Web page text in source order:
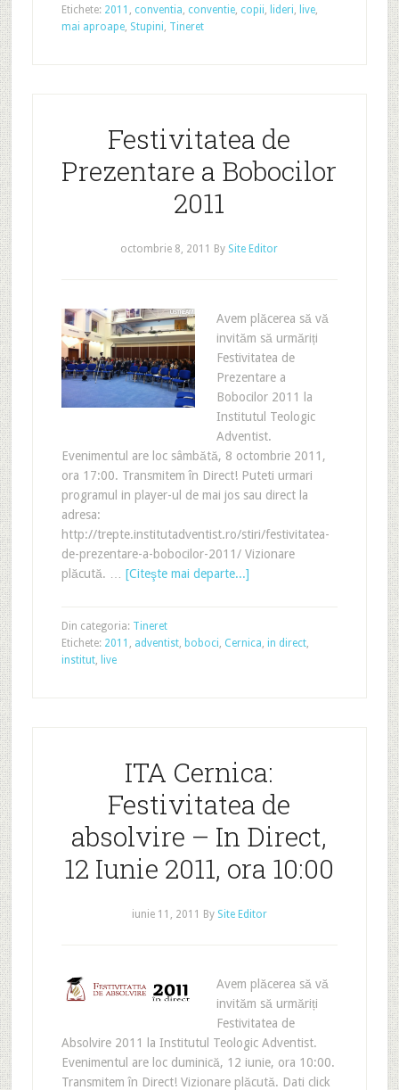
Etichete: 2011 , conventia, conventie, copii, lideri, live,
mai aproape, Stupini, Tineret
Festivitatea de
Prezentare a Bobocilor
2011
octombrie 8, 2011 By Site Editor
Avem plăcerea să vă
invităm să urmăriți
Festivitatea de
Prezentare a
Bobocilor 2011 la
Institutul Teologic
Adventist.
Evenimentul are loc sâmbătă, 8 octombrie 2011,
ora 17:00. Transmitem în Direct! Puteti urmari
programul in player-ul de mai jos sau direct la
adresa:
http://trepte.institutadventist.ro/stiri/festivitatea-
de-prezentare-a-bobocilor-2011/ Vizionare
plăcută. … [Citeşte mai departe...]
Din categoria: Tineret
Etichete: 2011 , adventist, boboci, Cernica, in direct,
institut, live
ITA Cernica:
Festivitatea de
absolvire – In Direct,
12 Iunie 2011, ora 10:00
iunie 11, 2011 By Site Editor
Avem plăcerea să vă
invităm să urmăriți
Festivitatea de
Absolvire 2011 la Institutul Teologic Adventist.
Evenimentul are loc duminică, 12 iunie, ora 10:00.
Transmitem în Direct! Vizionare plăcută. Dati click